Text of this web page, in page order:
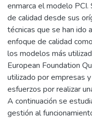
enmarca el modelo
de calidad desde sus
técnicas que se han ido
enfoque de calidad
los modelos más
European Foundation
utilizado por empresas
esfuerzos por realizar
A continuación se
gestión al